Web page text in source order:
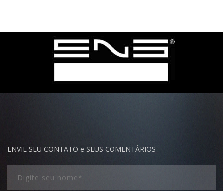
ENVIE SEU CONTATO e SEUS COMENTÁRIOS